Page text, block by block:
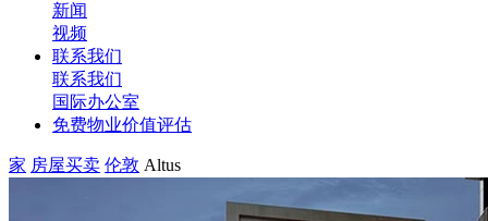
新闻
视频
联系我们
联系我们
国际办公室
免费物业价值评估
家 房屋买卖 伦敦 Altus